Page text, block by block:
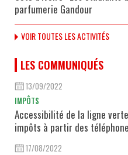
parfumerie Gandour
VOIR TOUTES LES ACTIVITÉS
LES COMMUNIQUÉS
13/09/2022
IMPÔTS
Accessibilité de la ligne
impôts à partir des
17/08/2022